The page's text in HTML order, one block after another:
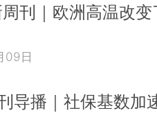
刊｜欧洲高温改变
09日
导播｜社保基数加